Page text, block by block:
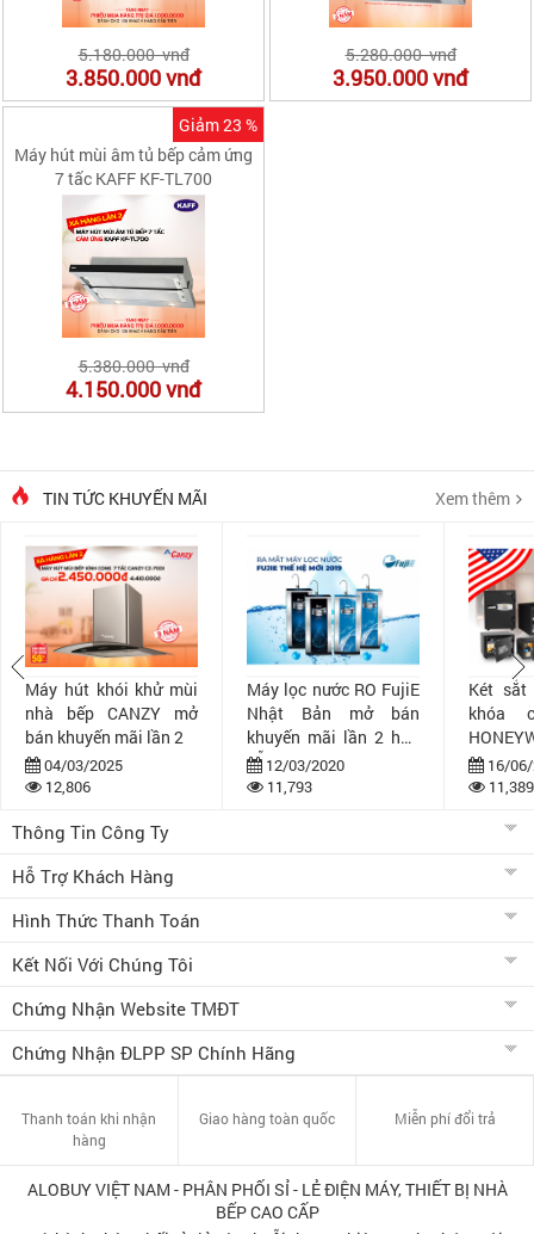
5.180.000 vnđ
3.850.000vnđ
5.280.000 vnđ
3.950.000vnđ
Máy hút mùi âm tủ bếp cảm ứng
7 tấc KAFF KF-TL700
5.380.000 vnđ
4.150.000vnđ
Giảm 23 %
TIN TỨC KHUYẾN MÃI Xem thêm
Máy hút khói khử mùi
nhà bếp CANZY mở
bán khuyến mãi lần 2
04/03/2025
12,806
Máy lọc nước RO FujiE
Nhật Bản mở bán
khuyến mãi lần 2 hấp
dẫn12/03/2020
11,793
Két sắt
khóa
bán16/
11,389
Thông Tin Công Ty
Hỗ Trợ Khách Hàng
Hình Thức Thanh Toán
Kết Nối Với Chúng Tôi
Chứng Nhận Website TMĐT
Chứng Nhận ĐLPP SP Chính Hãng
Thanh toán khi nhận
hàng
Giao hàng toàn quốc Miễn phí đổi trả
ALOBUY VIỆT NAM - PHÂN PHỐI SỈ - LẺ ĐIỆN MÁY, THIẾT BỊ NHÀ
BẾP CAO CẤP